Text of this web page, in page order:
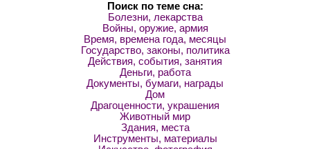
Поиск по теме сна:
Болезни, лекарства
Войны, оружие, армия
Время, времена года, месяцы
Государство, законы, политика
Действия, события, занятия
Деньги, работа
Документы, бумаги, награды
Дом
Драгоценности, украшения
Животный мир
Здания, места
Инструменты, материалы